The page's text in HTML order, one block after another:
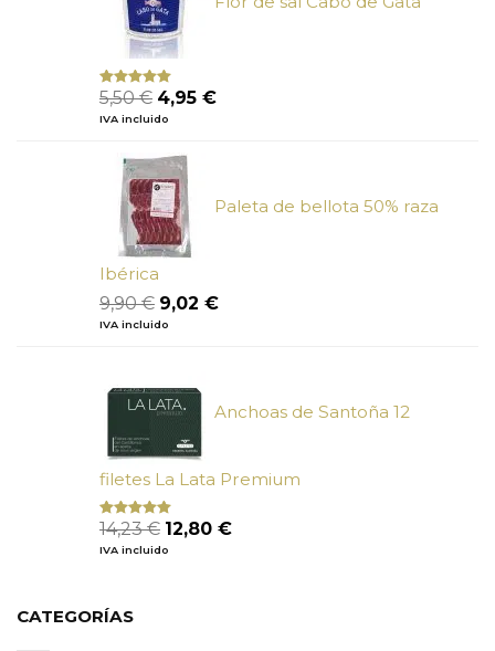
Valorado
con
de
5
5,50€ El
precio
era:
5,50 €.
4,95 €El
IVA incluido
Paleta de bellota 50% raza
Ibérica
9,90€ El
precio
9,90 €.
9,02 €El
IVA incluido
Anchoas de Santoña 12
filetes La Lata Premium
Valorado
con
de 5
14,23€ El
precio
12,80 €El
IVA incluido
CATEGORÍAS